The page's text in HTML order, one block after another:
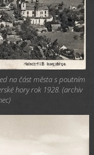
na část města s poutním
hory rok 1928. (archiv